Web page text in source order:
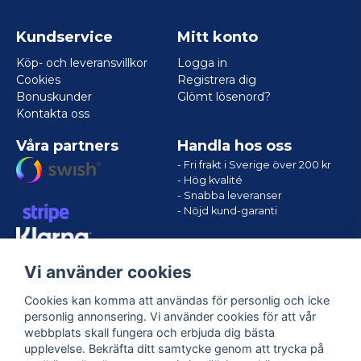
Kundservice
Köp- och leveransvillkor
Cookies
Bonuskunder
Kontakta oss
Mitt konto
Logga in
Registrera dig
Glömt lösenord?
Våra partners Handla hos oss
- Fri frakt i Sverige över 200 kr
- Hög kvalité
- Snabba leveranser
- Nöjd kund-garanti
Vi använder cookies
Cookies kan komma att användas för personlig och icke
personlig annonsering. Vi använder cookies för att vår
webbplats skall fungera och erbjuda dig bästa
upplevelse. Bekräfta ditt samtycke genom att trycka på